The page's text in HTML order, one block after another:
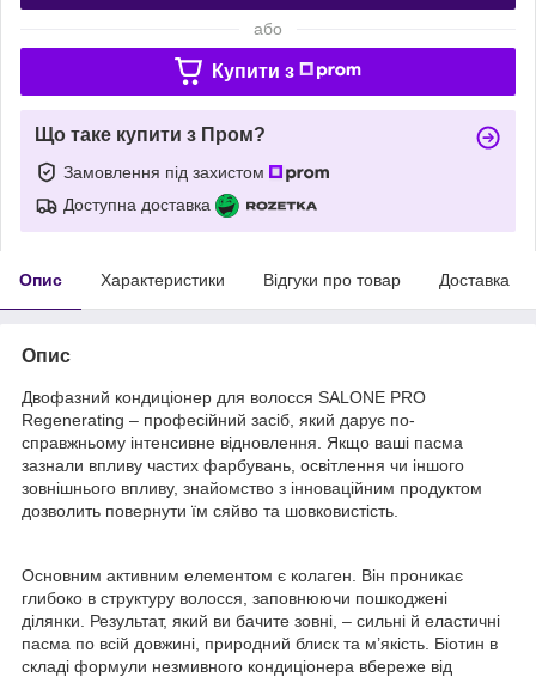
або
Купити з
Що таке купити з Пром?
Замовлення під захистом
Доступна доставка
Опис Характеристики Відгуки про товар Доставка
Опис
Двофазний кондиціонер для волосся SALONE PRO
Regenerating – професійний засіб, який дарує по-
справжньому інтенсивне відновлення. Якщо ваші пасма
зазнали впливу частих фарбувань, освітлення чи іншого
зовнішнього впливу, знайомство з інноваційним продуктом
дозволить повернути їм сяйво та шовковистість.
Основним активним елементом є колаген. Він проникає
глибоко в структуру волосся, заповнюючи пошкоджені
ділянки. Результат, який ви бачите зовні, – сильні й еластичні
пасма по всій довжині, природний блиск та м’якість. Біотин в
складі формули незмивного кондиціонера вбереже від